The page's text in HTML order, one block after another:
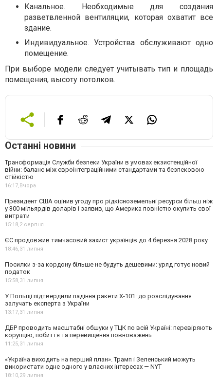
Канальное. Необходимые для создания
разветвленной вентиляции, которая охватит все
здание.
Индивидуальное. Устройства обслуживают одно
помещение.
При выборе модели следует учитывать тип и площадь
помещения, высоту потолков.
Останні новини
Трансформація Служби безпеки України в умовах екзистенційної
війни: баланс між євроінтеграційними стандартами та безпековою
стійкістю
16:17,Вчора
Президент США оцінив угоду про рідкісноземельні ресурси більш ніж
у 300 мільярдів доларів і заявив, що Америка повністю окупить свої
витрати
15:18,2 серпня
ЄС продовжив тимчасовий захист українців до 4 березня 2028 року
18:46,31 липня
Посилки з-за кордону більше не будуть дешевими: уряд готує новий
податок
15:58,31 липня
У Польщі підтвердили падіння ракети Х-101: до розслідування
залучать експерта з України
13:17,31 липня
ДБР проводить масштабні обшуки у ТЦК по всій Україні: перевіряють
корупцію, побиття та перевищення повноважень
11:25,31 липня
«Україна виходить на перший план». Трамп і Зеленський можуть
використати одне одного у власних інтересах — NYT
18:10,29 липня